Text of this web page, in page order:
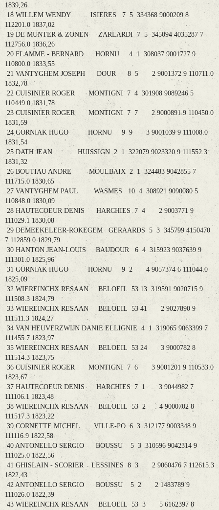
1839,26
18 WILLEM WENDY ISIERES 7 5 334368 9000209 8
112201.0 1837,02
19 DE MUNTER & ZONEN ZARLARDI 7 5 345094 4035287 7
112756.0 1836,26
20 FLAMME - BERNARD HORNU 4 1 308037 9001727 9
110800.0 1833,55
21 VANTYGHEM JOSEPH DOUR 8 5 2 9001372 9 110711.0
1832,78
22 CUISINIER ROGER MONTIGNI 7 4 301908 9089246 5
110449.0 1831,78
23 CUISINIER ROGER MONTIGNI 7 7 2 9000891 9 110450.0
1831,59
24 GORNIAK HUGO HORNU 9 9 3 9001039 9 111008.0
1831,54
25 DATH JEAN HUISSIGN 2 1 322079 9023320 9 111552.3
1831,32
26 BOUTIAU ANDRE MOULBAIX 2 1 324483 9042855 7
111715.0 1830,65
27 VANTYGHEM PAUL WASMES 10 4 308921 9090080 5
110848.0 1830,09
28 HAUTECOEUR DENIS HARCHIES 7 4 2 9003771 9
111029.1 1830,08
29 DEMEEKELEER-ROKEGEM GERAARDS 5 3 345799 4150470
7 112859.0 1829,79
30 HANTON JEAN-LOUIS BAUDOUR 6 4 315923 9037639 9
111301.0 1825,96
31 GORNIAK HUGO HORNU 9 2 4 9057374 6 111044.0
1825,09
32 WIEREINCHX RESAAN BELOEIL 53 13 319591 9020715 9
111508.3 1824,79
33 WIEREINCHX RESAAN BELOEIL 53 41 2 9027890 9
111511.3 1824,27
34 VAN HEUVERZWIJN DANIE ELLIGNIE 4 1 319065 9063399 7
111455.7 1823,97
35 WIEREINCHX RESAAN BELOEIL 53 24 3 9000782 8
111514.3 1823,75
36 CUISINIER ROGER MONTIGNI 7 6 3 9001201 9 110533.0
1823,67
37 HAUTECOEUR DENIS HARCHIES 7 1 3 9044982 7
111106.1 1823,48
38 WIEREINCHX RESAAN BELOEIL 53 2 4 9000702 8
111517.3 1823,22
39 CORNETTE MICHEL VILLE-PO 6 3 312177 9003348 9
111116.9 1822,58
40 ANTONELLO SERGIO BOUSSU 5 3 310596 9042314 9
111025.0 1822,56
41 GHISLAIN - SCORIER LESSINES 8 3 2 9060476 7 112615.3
1822,43
42 ANTONELLO SERGIO BOUSSU 5 2 2 1483789 9
111026.0 1822,39
43 WIEREINCHX RESAAN BELOEIL 53 3 5 6162397 8